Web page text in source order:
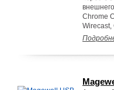
Chrome
Wirecast,